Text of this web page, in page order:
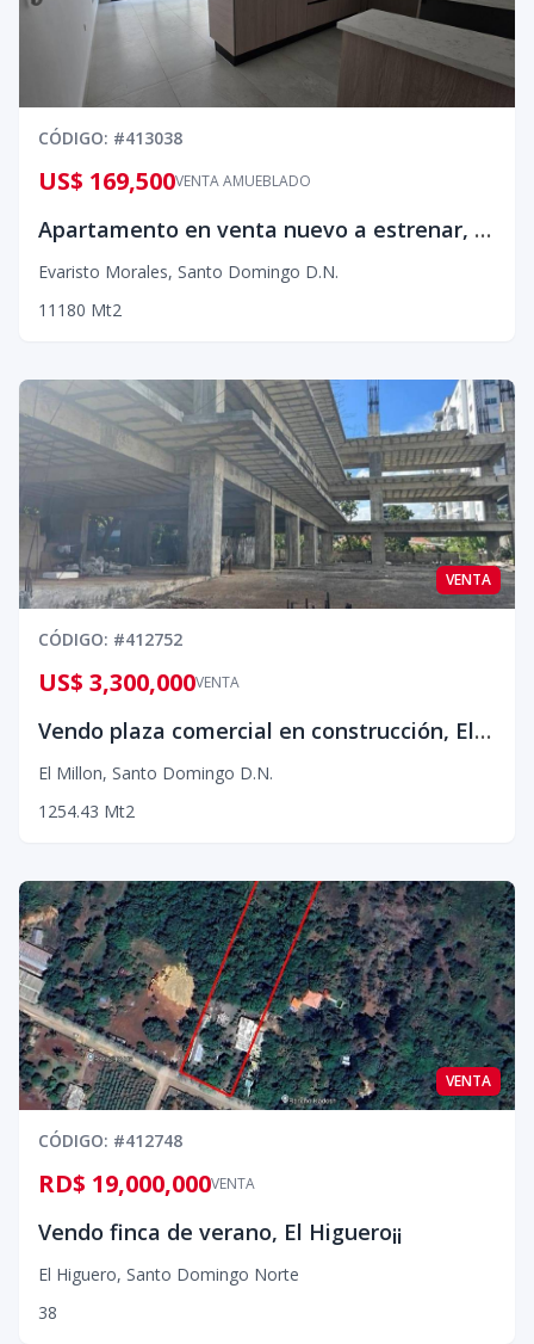
CÓDIGO: #413038
VENTA AMUEBLADO
US$ 169,500
Apartamento en venta nuevo a estrenar, Evaristo Morales¡
Evaristo Morales, Santo Domingo D.N.
1 1 180 Mt2
VENTA
CÓDIGO: #412752
VENTA
US$ 3,300,000
Vendo plaza comercial en construcción, El Millón¡¡
El Millon, Santo Domingo D.N.
1254.43 Mt2
VENTA
CÓDIGO: #412748
VENTA
RD$ 19,000,000
Vendo finca de verano, El Higuero¡¡
El Higuero, Santo Domingo Norte
38